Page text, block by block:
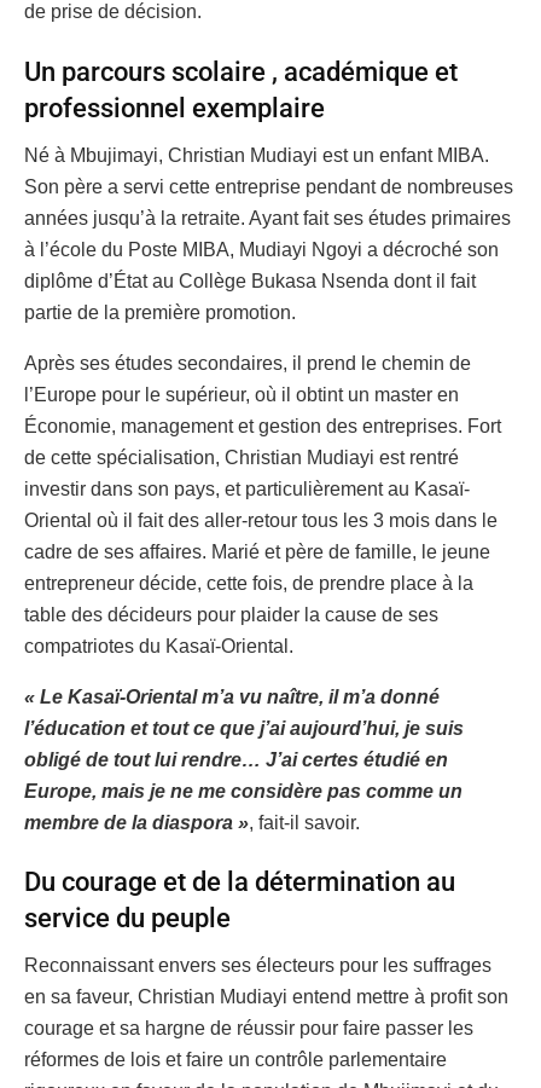
de prise de décision.
Un parcours scolaire , académique et
professionnel exemplaire
Né à Mbujimayi, Christian Mudiayi est un enfant MIBA.
Son père a servi cette entreprise pendant de nombreuses
années jusqu’à la retraite. Ayant fait ses études primaires
à l’école du Poste MIBA, Mudiayi Ngoyi a décroché son
diplôme d’État au Collège Bukasa Nsenda dont il fait
partie de la première promotion.
Après ses études secondaires, il prend le chemin de
l’Europe pour le supérieur, où il obtint un master en
Économie, management et gestion des entreprises. Fort
de cette spécialisation, Christian Mudiayi est rentré
investir dans son pays, et particulièrement au Kasaï-
Oriental où il fait des aller-retour tous les 3 mois dans le
cadre de ses affaires. Marié et père de famille, le jeune
entrepreneur décide, cette fois, de prendre place à la
table des décideurs pour plaider la cause de ses
compatriotes du Kasaï-Oriental.
« Le Kasaï-Oriental m’a vu naître, il m’a donné
l’éducation et tout ce que j’ai aujourd’hui, je suis
obligé de tout lui rendre… J’ai certes étudié en
Europe, mais je ne me considère pas comme un
membre de la diaspora », fait-il savoir.
Du courage et de la détermination au
service du peuple
Reconnaissant envers ses électeurs pour les suffrages
en sa faveur, Christian Mudiayi entend mettre à profit son
courage et sa hargne de réussir pour faire passer les
réformes de lois et faire un contrôle parlementaire